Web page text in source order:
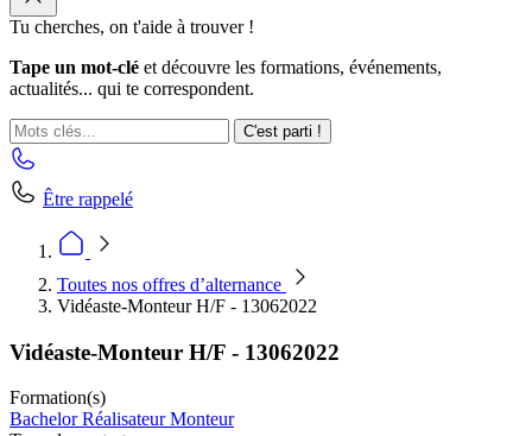
Tu cherches, on t'aide à trouver !
Tape un mot-clé et découvre les formations, événements,
actualités... qui te correspondent.
C'est parti !
Être rappelé
Toutes nos offres d’alternance
Vidéaste-Monteur H/F - 13062022
Vidéaste-Monteur H/F - 13062022
Formation(s)
Bachelor Réalisateur Monteur